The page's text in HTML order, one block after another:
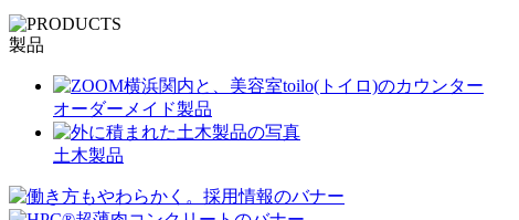
製品
オーダーメイド製品
土木製品